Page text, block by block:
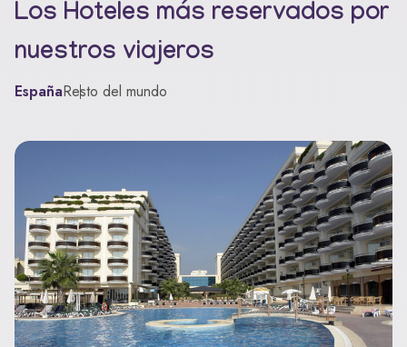
Los Hoteles más reservados por
nuestros viajeros
EspañaResto del mundo